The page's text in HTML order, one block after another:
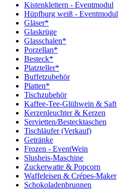
Kistenklettern - Eventmodul
Hüpfburg weiß - Eventmodul
Gläser*
Glaskrüge
Glasschalen*
Porzellan*
Besteck*
Platzteller*
Buffetzubehör
Platten*
Tischzubehör
Kaffee-Tee-Glühwein & Saft
Kerzenleuchter & Kerzen
Servietten/Bestecktaschen
Tischläufer (Verkauf)
Getränke
Frozen - EventWein
Slusheis-Maschine
Zuckerwatte & Popcorn
Waffeleisen & Crépes-Maker
Schokoladenbrunnen